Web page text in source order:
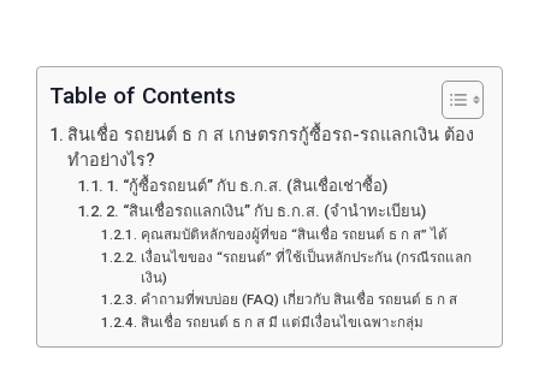
Table of Contents
สินเชื่อ รถยนต์ ธ ก ส เกษตรกรกู้ซื้อรถ-รถแลกเงิน ต้อง
ทำอย่างไร?
1. “กู้ซื้อรถยนต์” กับ ธ.ก.ส. (สินเชื่อเช่าซื้อ)
2. “สินเชื่อรถแลกเงิน” กับ ธ.ก.ส. (จำนำทะเบียน)
คุณสมบัติหลักของผู้ที่ขอ “สินเชื่อ รถยนต์ ธ ก ส” ได้
เงื่อนไขของ “รถยนต์” ที่ใช้เป็นหลักประกัน (กรณีรถแลก
เงิน)
คำถามที่พบบ่อย (FAQ) เกี่ยวกับ สินเชื่อ รถยนต์ ธ ก ส
สินเชื่อ รถยนต์ ธ ก ส มี แต่มีเงื่อนไขเฉพาะกลุ่ม